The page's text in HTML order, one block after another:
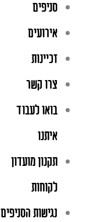
סניפים
אירועים
זכיינות
צרו קשר
בואו לעבוד
איתנו
תקנון מועדון
לקוחות
נגישות הסניפים